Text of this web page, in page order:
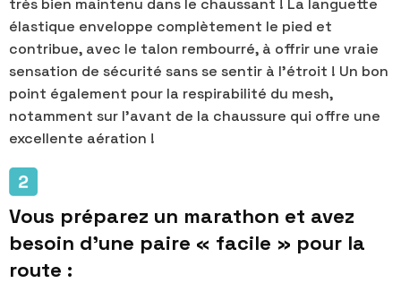
très bien maintenu dans le chaussant ! La languette
élastique enveloppe complètement le pied et
contribue, avec le talon rembourré, à offrir une vraie
sensation de sécurité sans se sentir à l'étroit ! Un bon
point également pour la respirabilité du mesh,
notamment sur l'avant de la chaussure qui offre une
excellente aération !
Vous préparez un marathon et avez
besoin d'une paire « facile » pour la
route :